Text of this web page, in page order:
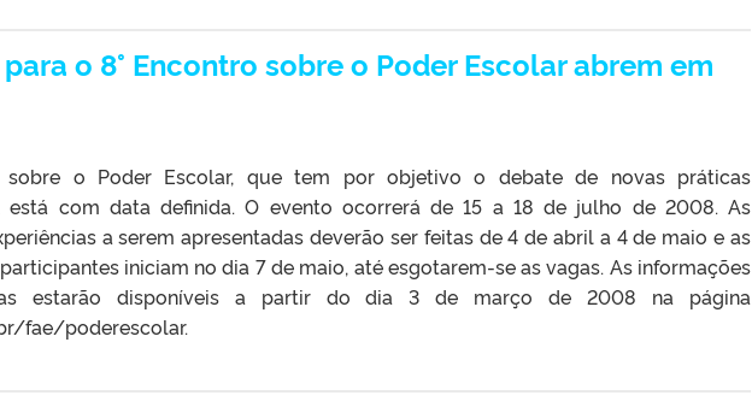
o 8° Encontro sobre o Poder Escolar abrem em
sobre o Poder Escolar, que tem por objetivo o debate de novas práticas
está com data definida. O evento ocorrerá de 15 a 18 de julho de 2008. As
a serem apresentadas deverão ser feitas de 4 de abril a 4 de maio e as
iniciam no dia 7 de maio, até esgotarem-se as vagas. As informações
estarão disponíveis a partir do dia 3 de março de 2008 na página
fae/poderescolar.